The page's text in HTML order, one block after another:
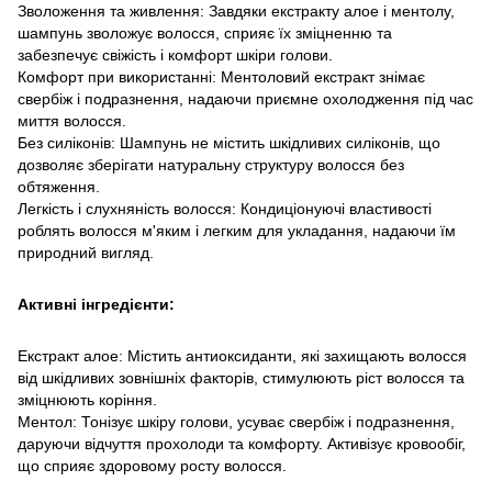
Зволоження та живлення: Завдяки екстракту алое і ментолу,
шампунь зволожує волосся, сприяє їх зміцненню та
забезпечує свіжість і комфорт шкіри голови.
Комфорт при використанні: Ментоловий екстракт знімає
свербіж і подразнення, надаючи приємне охолодження під час
миття волосся.
Без силіконів: Шампунь не містить шкідливих силіконів, що
дозволяє зберігати натуральну структуру волосся без
обтяження.
Легкість і слухняність волосся: Кондиціонуючі властивості
роблять волосся м'яким і легким для укладання, надаючи їм
природний вигляд.
Активні інгредієнти:
Екстракт алое: Містить антиоксиданти, які захищають волосся
від шкідливих зовнішніх факторів, стимулюють ріст волосся та
зміцнюють коріння.
Ментол: Тонізує шкіру голови, усуває свербіж і подразнення,
даруючи відчуття прохолоди та комфорту. Активізує кровообіг,
що сприяє здоровому росту волосся.